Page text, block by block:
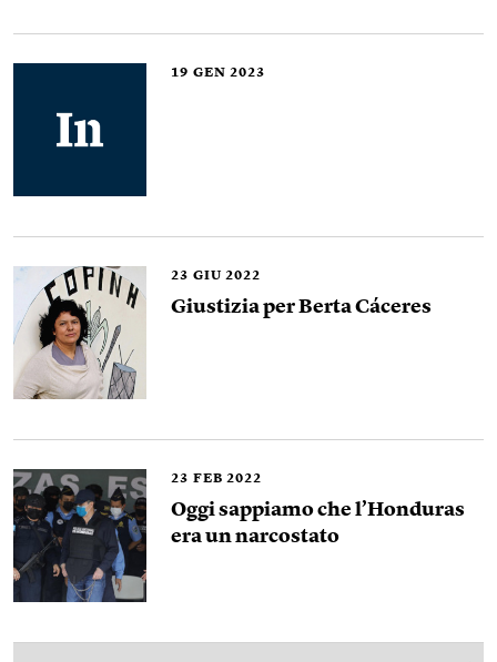
19 GEN 2023
23 GIU 2022
Giustizia per Berta Cáceres
23 FEB 2022
Oggi sappiamo che l’Honduras
era un narcostato